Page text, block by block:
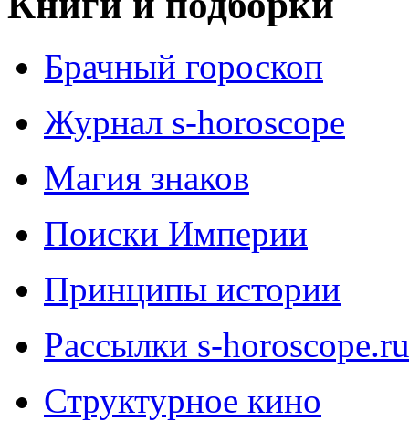
Брачный гороскоп
Журнал s-horoscope
Магия знаков
Поиски Империи
Принципы истории
Рассылки s-horoscope.ru
Структурное кино